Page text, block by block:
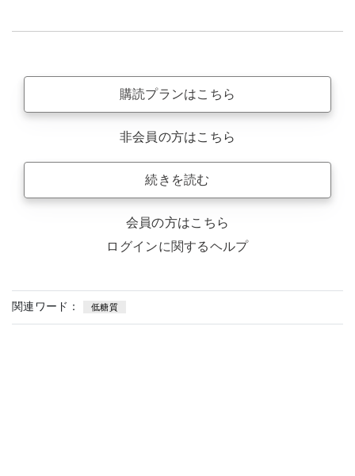
購読プランはこちら
非会員の方はこちら
続きを読む
会員の方はこちら
ログインに関するヘルプ
関連ワード： 低糖質